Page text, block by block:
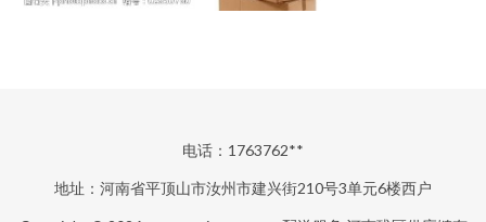
电话：1763762**
地址：河南省平顶山市汝州市建兴街210号3单元6楼西户